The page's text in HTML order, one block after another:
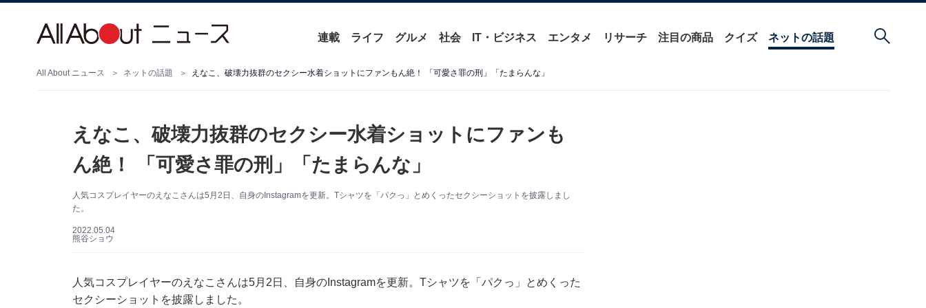
連載 ライフ グルメ 社会 IT・ビジネス エンタメ リサーチ 注目の商品 クイズ ネットの話題
All About ニュース ネットの話題 えなこ、破壊力抜群のセクシー水着ショットにファンもん絶！ 「可愛さ罪の刑」「たまらんな」
えなこ、破壊力抜群のセクシー水着ショットにファンも
ん絶！ 「可愛さ罪の刑」「たまらんな」
人気コスプレイヤーのえなこさんは5月2日、自身のInstagramを更新。Tシャツを「パクっ」とめくったセクシーショットを披露しまし
た。
2022.05.04
熊谷ショウ
人気コスプレイヤーのえなこさんは5月2日、自身のInstagramを更新。Tシャツを「パクっ」とめくった
セクシーショットを披露しました。